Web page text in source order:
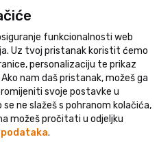
Provjerena trgovina s više od 1 500
person menu
search shopping_cart
navigate_nextZimske jakne
funkcionalnosti web
Uz tvoj pristanak koristit ćemo
personalizaciju te prikaz
nam daš pristanak, možeš ga
svoje postavke u
se ne slažeš s pohranom kolačića,
možeš pročitati u odjeljku
.